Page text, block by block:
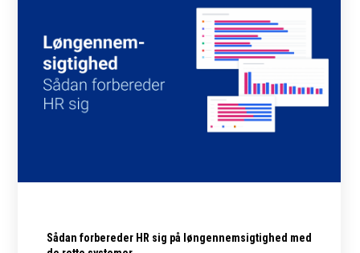
Sådan forbereder HR sig på løngennemsigtighed med